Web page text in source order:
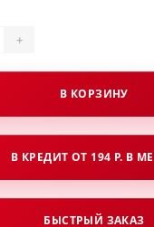
+
В КОРЗИНУ
В КРЕДИТ ОТ 194 Р. В
БЫСТРЫЙ ЗАКАЗ